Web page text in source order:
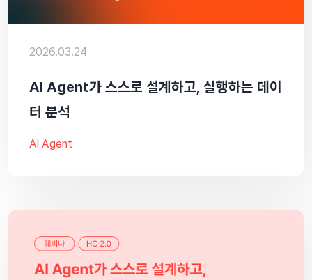
2026.03.24
Al Agent가 스스로 설계하고, 실행하는 데이
터 분석
AI Agent